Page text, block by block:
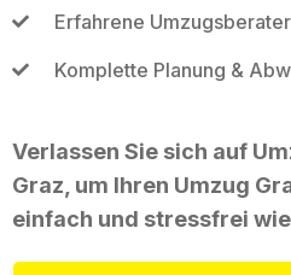
Erfahrene
Komplette Planung &
Verlassen Sie sich auf
Graz, um Ihren Umzug
einfach und stressfrei